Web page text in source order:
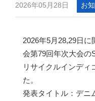
2026年05月28日 お
2026年5月28,29日
会第79回年次大会の
リサイクルインディ
た。
発表タイトル：デニ